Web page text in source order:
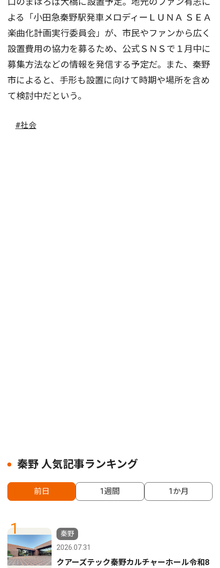
よる「小田急秦野駅発車メロディーＬＵＮＡ ＳＥＡ
楽曲化計画実行委員会」が、市民やファンから広く
設置費用の協力を募るため、公式ＳＮＳで１月中に
募集方法などの情報を発信する予定だ。また、秦野
市によると、手形も設置に向けて時期や場所を含め
て検討中だという。
#社会
秦野 人気記事ランキング
前日 1週間 1か月
1
秦野
2026.07.31
クアーズテック秦野カルチャーホール令和8